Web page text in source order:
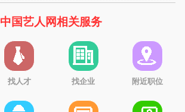
中国艺人网相关服务
找人才 找企业 附近职位